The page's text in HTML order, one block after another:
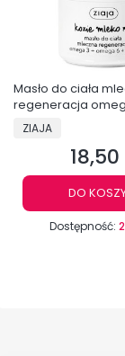
Masło do ciała
regeneracja
omega 6 + wit. E
PRODUCENT
ZIAJA
Cena
18,50
DO
Dostępność: